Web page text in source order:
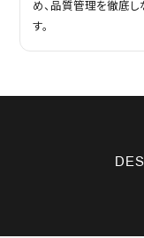
め、品質管理を徹底
す。